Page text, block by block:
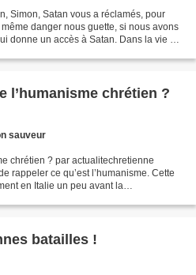
Simon, Satan vous a réclamés, pour
danger nous guette, si nous avons
donne un accès à Satan. Dans la vie de
l’humanisme chrétien ?
sauveur
chrétien ? par actualitechretienne
rappeler ce qu’est l’humanisme. Cette
en Italie un peu avant la
batailles !